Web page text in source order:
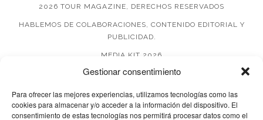
Gestionar consentimiento
Para ofrecer las mejores experiencias, utilizamos tecnologías como las
cookies para almacenar y/o acceder a la información del dispositivo. El
consentimiento de estas tecnologías nos permitirá procesar datos como el
2026 TOUR MAGAZINE, DERECHOS RESERVADOS
HABLEMOS DE COLABORACIONES, CONTENIDO EDITORIAL Y
PUBLICIDAD.
MEDIA KIT 2026
AVISO DE PRIVACIDAD